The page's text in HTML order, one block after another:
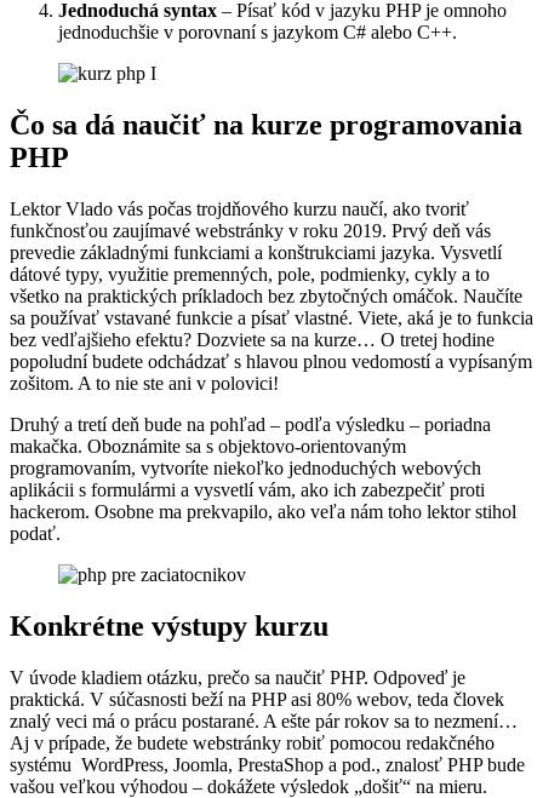
Jednoduchá syntax – Písať kód v jazyku PHP je omnoho
jednoduchšie v porovnaní s jazykom C# alebo C++.
Čo sa dá naučiť na kurze programovania
PHP
Lektor Vlado vás počas trojdňového kurzu naučí, ako tvoriť
funkčnosťou zaujímavé webstránky v roku 2019. Prvý deň vás
prevedie základnými funkciami a konštrukciami jazyka. Vysvetlí
dátové typy, využitie premenných, pole, podmienky, cykly a to
všetko na praktických príkladoch bez zbytočných omáčok. Naučíte
sa používať vstavané funkcie a písať vlastné. Viete, aká je to funkcia
bez vedľajšieho efektu? Dozviete sa na kurze… O tretej hodine
popoludní budete odchádzať s hlavou plnou vedomostí a vypísaným
zošitom. A to nie ste ani v polovici!
Druhý a tretí deň bude na pohľad – podľa výsledku – poriadna
makačka. Oboznámite sa s objektovo-orientovaným
programovaním, vytvoríte niekoľko jednoduchých webových
aplikácii s formulármi a vysvetlí vám, ako ich zabezpečiť proti
hackerom. Osobne ma prekvapilo, ako veľa nám toho lektor stihol
podať.
Konkrétne výstupy kurzu
V úvode kladiem otázku, prečo sa naučiť PHP. Odpoveď je
praktická. V súčasnosti beží na PHP asi 80% webov, teda človek
znalý veci má o prácu postarané. A ešte pár rokov sa to nezmení…
Aj v prípade, že budete webstránky robiť pomocou redakčného
systému WordPress, Joomla, PrestaShop a pod., znalosť PHP bude
vašou veľkou výhodou – dokážete výsledok „došiť“ na mieru.